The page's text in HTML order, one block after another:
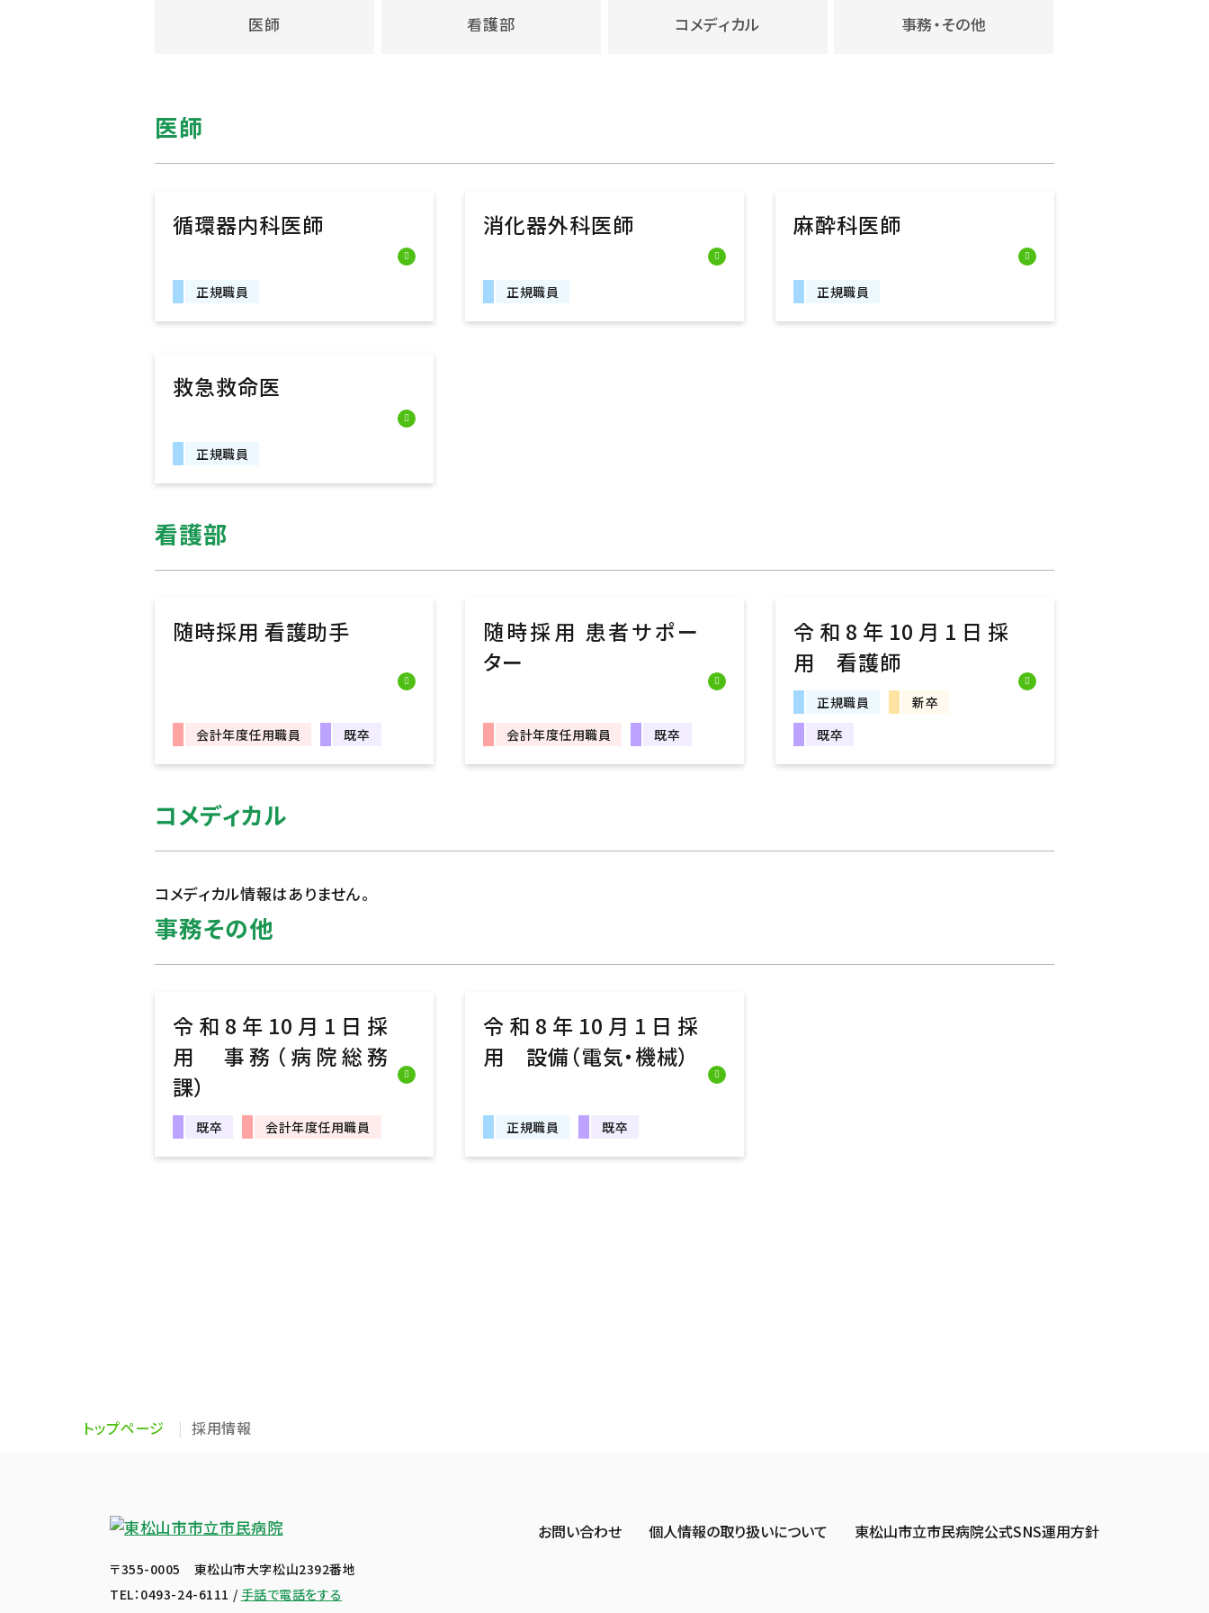
医師 看護部 コメディカル 事務・その他
医師
循環器内科医師
正規職員
消化器外科医師
正規職員
麻酔科医師
正規職員
救急救命医
正規職員
看護部
随時採用 看護助手
会計年度任用職員 既卒
随時採用 患者サポー
ター
会計年度任用職員 既卒
令和8年10月1日採
用 看護師
正規職員
新卒
既卒
コメディカル
コメディカル情報はありません。
事務その他
令和8年10月1日採
用 事務（病院総務
課）
既卒 会計年度任用職員
令和8年10月1日採
用 設備（電気・機械）
正規職員 既卒
トップページ 採用情報
〒355-0005 東松山市大字松山2392番地
TEL： 0493-24-6111 / 手話で電話をする
お問い合わせ 個人情報の取り扱いについて 東松山市立市民病院公式SNS運用方針